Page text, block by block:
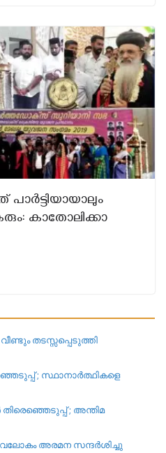
കാതോലിക്കാ
തടസ്സപ്പെടുത്തി
; സ്ഥാനാർത്ഥികളെ
; അന്തിമ
അരമന സന്ദർശിച്ചു